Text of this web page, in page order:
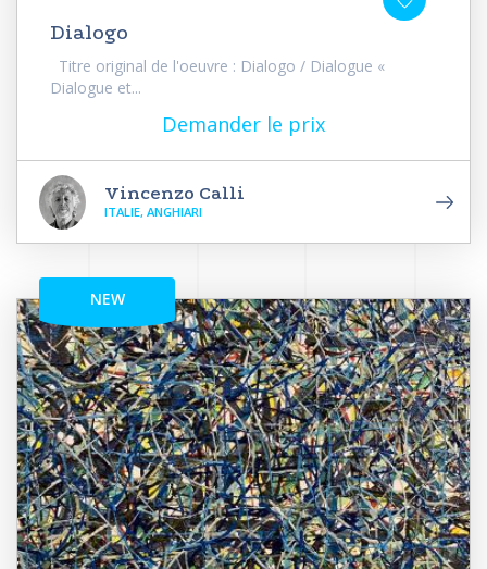
Dialogo
Titre original de l'oeuvre : Dialogo / Dialogue «
Dialogue et...
Demander le prix
Vincenzo Calli
ITALIE, ANGHIARI
NEW